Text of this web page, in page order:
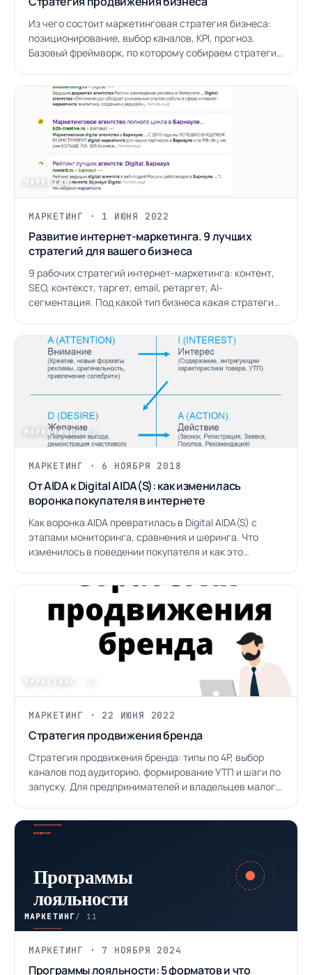
Из чего состоит маркетинговая стратегия бизнеса:
позиционирование, выбор каналов, KPI, прогноз.
Базовый фреймворк, по которому собираем стратегии
МАРКЕТИНГ/ 08
МАРКЕТИНГ · 1 ИЮНЯ 2022
Развитие интернет-маркетинга. 9 лучших
стратегий для вашего бизнеса
9 рабочих стратегий интернет-маркетинга: контент,
SEO, контекст, таргет, email, ретаргет, AI-
сегментация. Под какой тип бизнеса какая стратегия
МАРКЕТИНГ/ 09
МАРКЕТИНГ · 6 НОЯБРЯ 2018
От AIDA к Digital AIDA(S): как изменилась
воронка покупателя в интернете
Как воронка AIDA превратилась в Digital AIDA(S) с
этапами мониторинга, сравнения и шеринга. Что
изменилось в поведении покупателя и как это
МАРКЕТИНГ
МАРКЕТИНГ · 22 ИЮНЯ 2022
Стратегия продвижения бренда
Стратегия продвижения бренда: типы по 4P, выбор
каналов под аудиторию, формирование УТП и шаги по
запуску. Для предпринимателей и владельцев малого
МАРКЕТИНГ/ 11
МАРКЕТИНГ · 7 НОЯБРЯ 2024
Программы лояльности: 5 форматов и что